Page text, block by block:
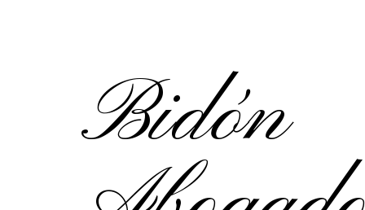
Bidón